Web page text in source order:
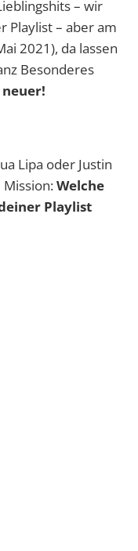
– wir
Playlist – aber am
2021), da lassen
Besonderes
Lipa oder Justin
Welche
Playlist